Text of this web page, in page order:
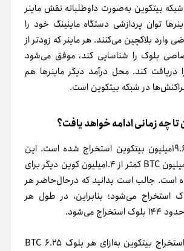
بیتکوین به‌صورت داوطلبانه نقش ماینر
توان پردازشی دستگاه ماینینگ خود را
وارد بلاکچین می‌کنند. هر ماینر که زودتر از
بلوک را شناسایی کند، موفق می‌شود
دریافت کند. محل درآمد دیگر ماینرها هم
در شبکه بیتکوین است.
تا چه زمانی ادامه خواهد یافت؟
تا‌به‌امروز، حدود ۱۹.۶میلیون بیتکوین استخراج شده است. این
یعنی از مجموع ۲۱میلیون BTC کمتر از ۱.۴میلیون کوین دیگر برای
است. جالب است بدانید که در‌حال‌حاضر هر
استخراج می‌شود؛ بنابراین، در طول هر
می‌شود.
هم‌اکنون، پاداش استخراج بیتکوین به‌ازای هر بلوک ۶.۲۵ BTC